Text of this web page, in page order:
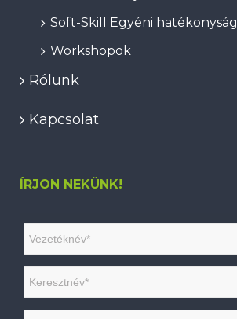
Soft-Skill Egyéni hatékonyság
Workshopok
Rólunk
Kapcsolat
ÍRJON NEKÜNK!